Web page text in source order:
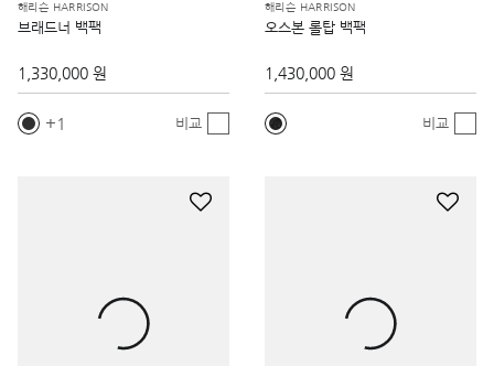
해리슨 HARRISON
브래드너 백팩
1,330,000 원
1 비교
해리슨 HARRISON
오스본 롤탑 백팩
1,430,000 원
비교